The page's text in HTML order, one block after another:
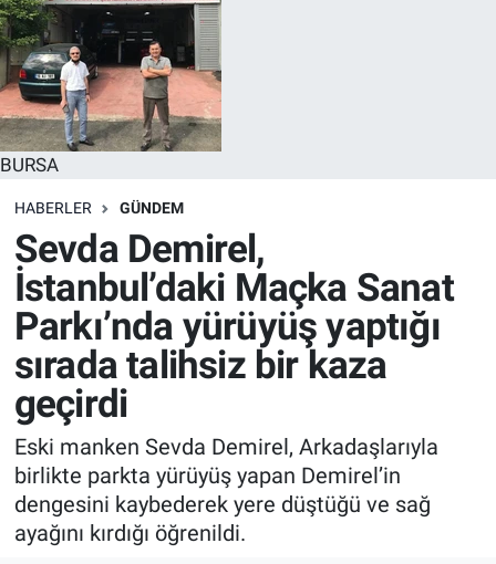
BURSA
HABERLER GÜNDEM
Sevda Demirel,
İstanbul’daki Maçka Sanat
Parkı’nda yürüyüş yaptığı
sırada talihsiz bir kaza
geçirdi
Eski manken Sevda Demirel, Arkadaşlarıyla
birlikte parkta yürüyüş yapan Demirel’in
dengesini kaybederek yere düştüğü ve sağ
ayağını kırdığı öğrenildi.